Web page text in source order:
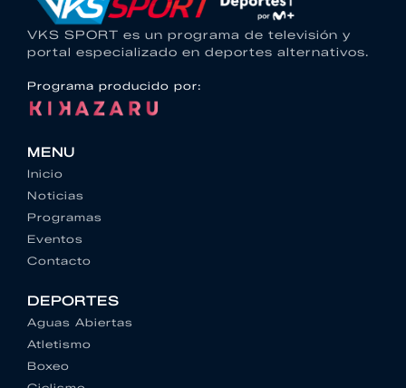
VKS SPORT es un programa de televisión y
portal especializado en deportes alternativos.
Programa producido por:
MENU
Inicio
Noticias
Programas
Eventos
Contacto
DEPORTES
Aguas Abiertas
Atletismo
Boxeo